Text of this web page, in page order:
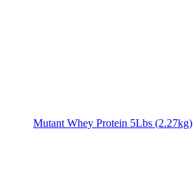
Mutant Whey Protein 5Lbs (2.27kg)